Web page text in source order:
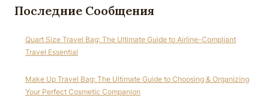
Последние Сообщения
Quart Size Travel Bag: The Ultimate Guide to Airline-Compliant
Travel Essential
Make Up Travel Bag: The Ultimate Guide to Choosing & Organizing
Your Perfect Cosmetic Companion